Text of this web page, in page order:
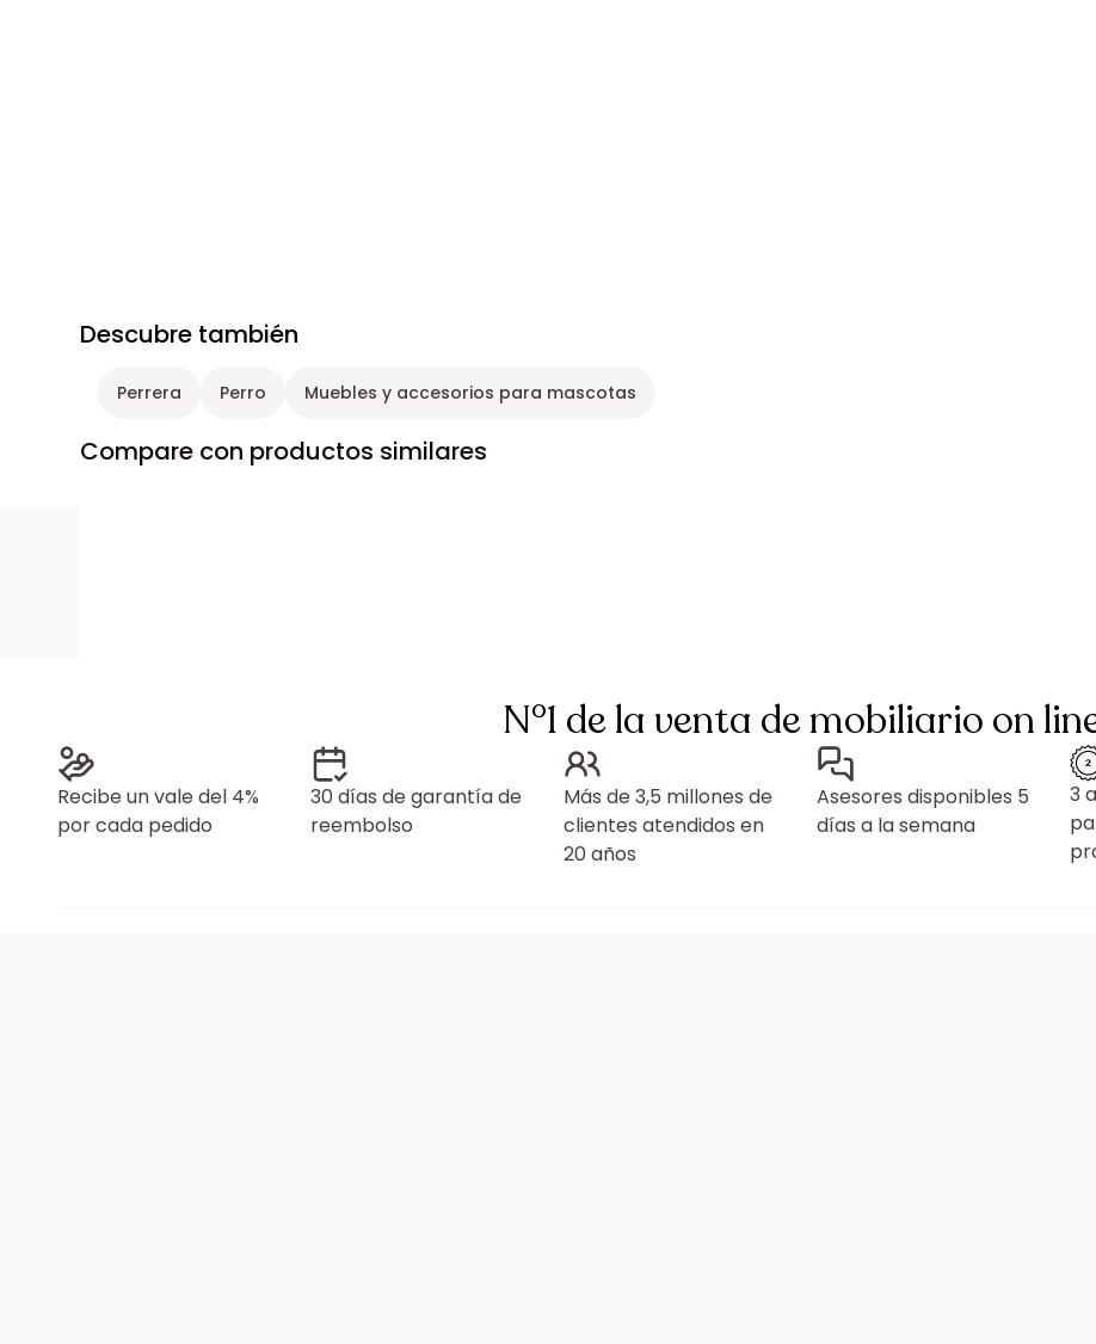
Descubre también
Perrera Perro Muebles y accesorios para mascotas
Compare con productos similares
N°1 de la venta de mobiliario on
Recibe un vale del 4%
por cada pedido
30 días de garantía de
reembolso
Más de 3,5 millones de
clientes atendidos en
20 años
Asesores disponibles 5
días a la semana
3